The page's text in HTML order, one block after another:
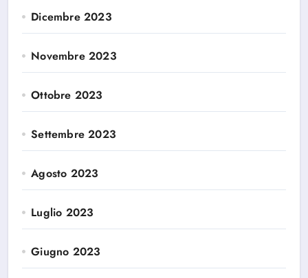
Dicembre 2023
Novembre 2023
Ottobre 2023
Settembre 2023
Agosto 2023
Luglio 2023
Giugno 2023